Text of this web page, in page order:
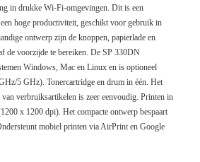
in drukke Wi-Fi-omgevingen. Dit is een
hoge productiviteit, geschikt voor gebruik in
ontwerp zijn de knoppen, papierlade en
de voorzijde te bereiken. De SP 330DN
Windows, Mac en Linux en is optioneel
5 GHz). Tonercartridge en drum in één. Het
verbruiksartikelen is zeer eenvoudig. Printen in
x 1200 dpi). Het compacte ontwerp bespaart
mobiel printen via AirPrint en Google